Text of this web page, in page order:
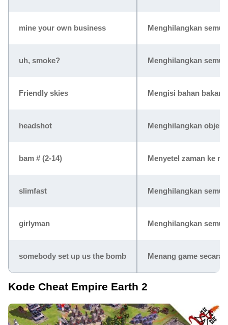
mine your own business Menghilangkan
uh, smoke? Menghilangkan
Friendly skies Mengisi bahan bakar
headshot Menghilangkan objek
bam # (2-14) Menyetel zaman ke
slimfast Menghilangkan
girlyman Menghilangkan
somebody set up us the bomb Menang game secara
Kode Cheat Empire Earth 2